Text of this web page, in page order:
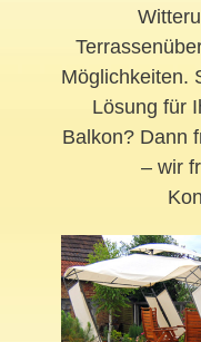
Möglichkeiten.
Lösung für
Balkon? Dann
– wir